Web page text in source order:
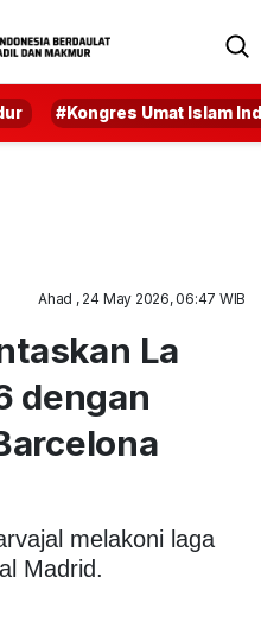
#Kongres Umat Islam
Ahad , 24 May 2026, 06:47 WIB
La
dengan
melakoni laga
Madrid.